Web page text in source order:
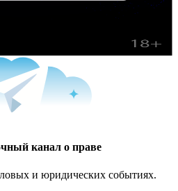
канал о праве
и юридических событиях.